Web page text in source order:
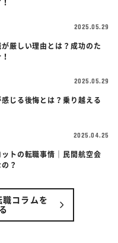
2025.05.29
厳しい理由とは？成功のた
2025.05.29
じる後悔とは？乗り越える
2025.04.25
トの転職事情｜民間航空会
？
職コラムを